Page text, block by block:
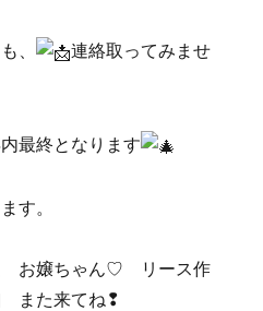
、
連絡取ってみませ
最終となります
す。
お嬢ちゃん♡ リース作
また来てね❢